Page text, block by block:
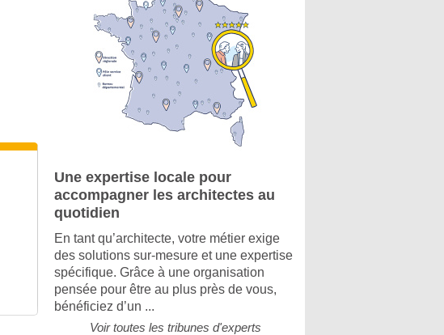
Une expertise locale pour
accompagner les architectes au
quotidien
En tant qu’architecte, votre métier exige
des solutions sur-mesure et une expertise
spécifique. Grâce à une organisation
pensée pour être au plus près de vous,
bénéficiez d’un ...
Voir toutes les tribunes d'experts